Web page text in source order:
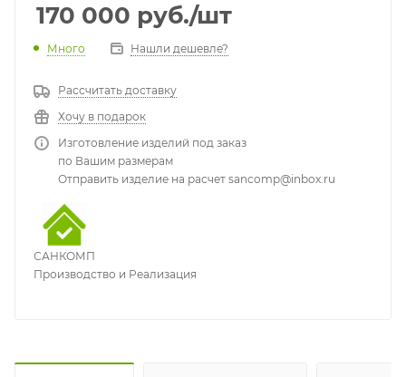
170 000 руб./шт
Много Нашли дешевле?
Рассчитать доставку
Хочу в подарок
Изготовление изделий под заказ
по Вашим размерам
Отправить изделие на расчет sancomp@inbox.ru
САНКОМП
Производство и Реализация